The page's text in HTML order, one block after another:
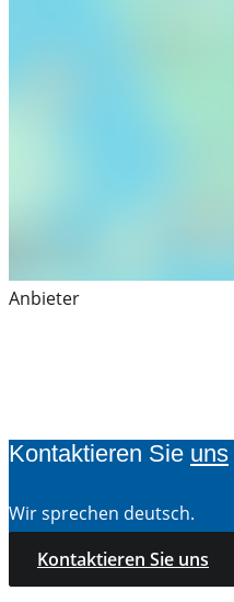
Anbieter
Kontaktieren Sie uns
Wir sprechen deutsch.
Kontaktieren Sie uns